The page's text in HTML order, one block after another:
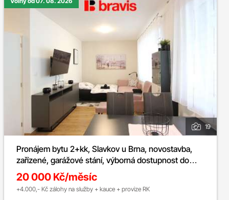
19
Pronájem bytu 2+kk, Slavkov u Brna, novostavba,
zařízené, garážové stání, výborná dostupnost do
Brna, ul. Kaunicova
20 000 Kč/měsíc
+4.000,- Kč zálohy na služby + kauce + provize RK